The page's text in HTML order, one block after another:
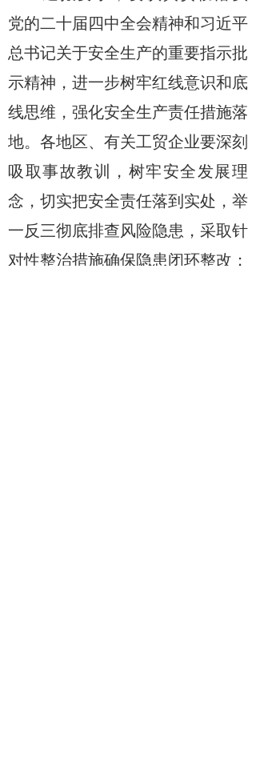
党的二十届四中全会精神和习近平
总书记关于安全生产的重要指示批
示精神，进一步树牢红线意识和底
线思维，强化安全生产责任措施落
地。各地区、有关工贸企业要深刻
吸取事故教训，树牢安全发展理
念，切实把安全责任落到实处，举
一反三彻底排查风险隐患，采取针
对性整治措施确保隐患闭环整改；